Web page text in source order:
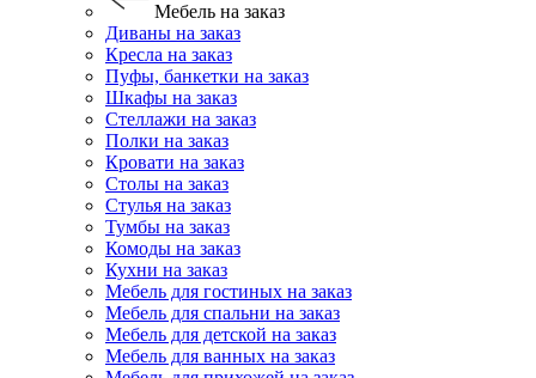
Мебель на заказ
Диваны на заказ
Кресла на заказ
Пуфы, банкетки на заказ
Шкафы на заказ
Стеллажи на заказ
Полки на заказ
Кровати на заказ
Столы на заказ
Стулья на заказ
Тумбы на заказ
Комоды на заказ
Кухни на заказ
Мебель для гостиных на заказ
Мебель для спальни на заказ
Мебель для детской на заказ
Мебель для ванных на заказ